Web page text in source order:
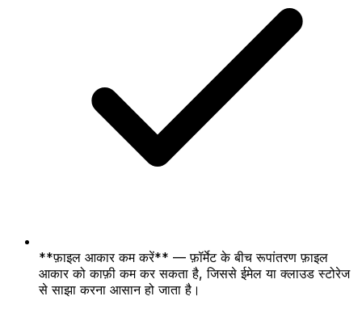
**फ़ाइल आकार कम करें** — फ़ॉर्मेट के बीच रूपांतरण फ़ाइल
आकार को काफ़ी कम कर सकता है, जिससे ईमेल या क्लाउड स्टोरेज
से साझा करना आसान हो जाता है।